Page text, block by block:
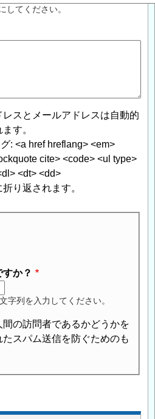
してください。
スとメールアドレスは自動的
す。
: <a href hreflang> <em>
cite> <code> <ul type>
<dt> <dd>
り返されます。
か？
字列を入力してください。
の訪問者であるかどうかを
スパム送信を防ぐためのも